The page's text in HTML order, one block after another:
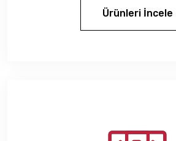
Ürünleri İncele